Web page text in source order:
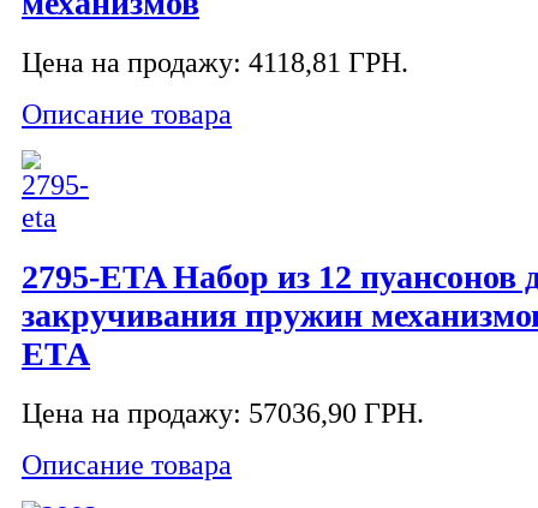
Цена на продажу: 4118,81 ГРН.
Описание товара
2795-ETA Набор из 12 пуансонов
закручивания пружин
ЕТА
Цена на продажу: 57036,90 ГРН.
Описание товара